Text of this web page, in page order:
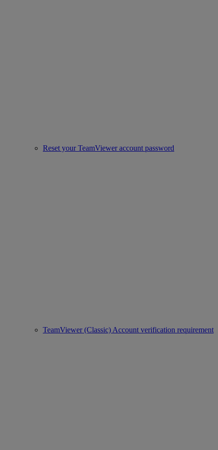
Reset your TeamViewer account password
TeamViewer (Classic) Account verification requirement